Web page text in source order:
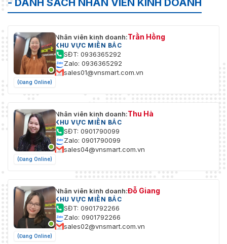
- DANH SÁCH NHÂN VIÊN KINH DOANH
(Đang Online)
Nhân viên kinh doanh:Trần Hồng
KHU VỰC MIỀN BẮC
SĐT: 0936365292
Zalo: 0936365292
sales01@vnsmart.com.vn
(Đang Online)
Nhân viên kinh doanh:Thu Hà
KHU VỰC MIỀN BẮC
SĐT: 0901790099
Zalo: 0901790099
sales04@vnsmart.com.vn
(Đang Online)
Nhân viên kinh doanh:Đỗ Giang
KHU VỰC MIỀN BẮC
SĐT: 0901792266
Zalo: 0901792266
sales02@vnsmart.com.vn